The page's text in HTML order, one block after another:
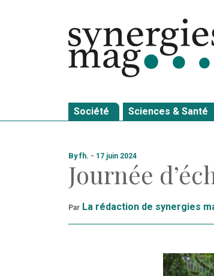
Société Sciences & Santé
By fh. - 17 juin 2024
Journée
Par La rédaction de synergies